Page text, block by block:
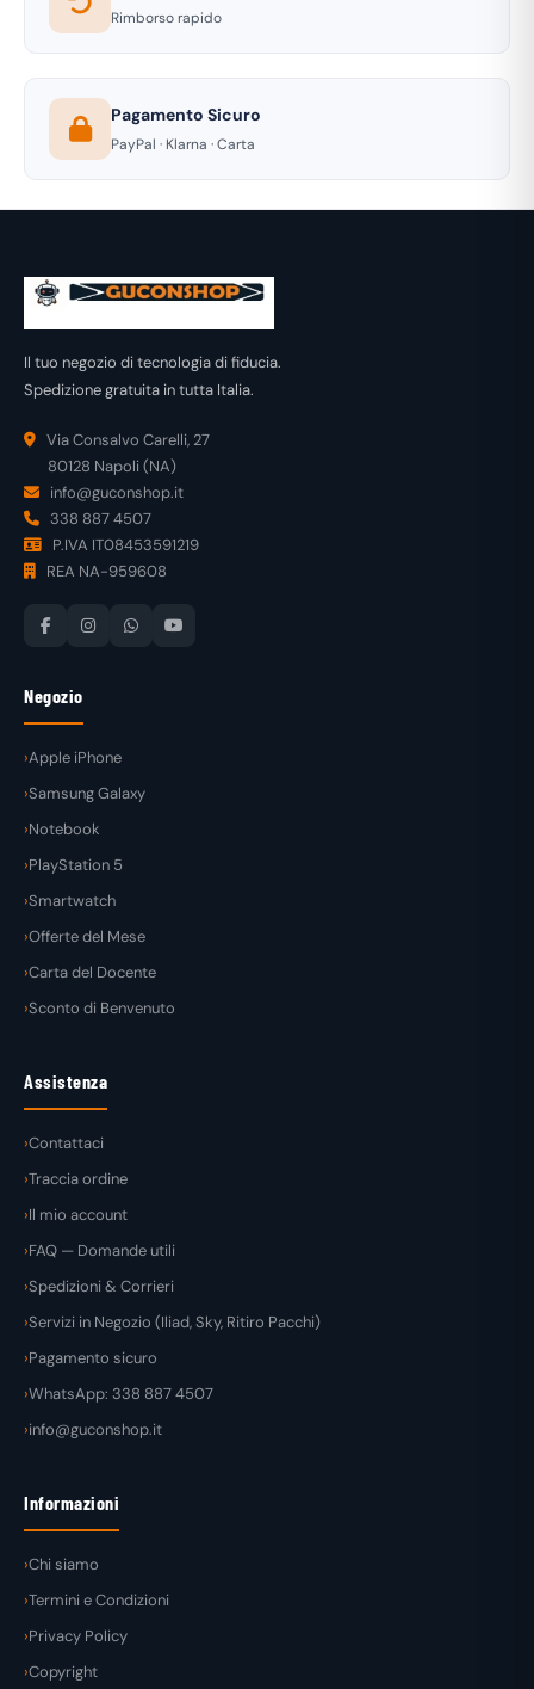
Rimborso rapido
Pagamento Sicuro
PayPal · Klarna · Carta
Il tuo negozio di tecnologia di fiducia.
Spedizione gratuita in tutta Italia.
Via Consalvo Carelli, 27
80128 Napoli (NA)
info@guconshop.it
338 887 4507
P.IVA IT08453591219
REA NA-959608
Negozio
Apple iPhone
Samsung Galaxy
Notebook
PlayStation 5
Smartwatch
Offerte del Mese
Carta del Docente
Sconto di Benvenuto
Assistenza
Contattaci
Traccia ordine
Il mio account
FAQ — Domande utili
Spedizioni & Corrieri
Servizi in Negozio (Iliad, Sky, Ritiro Pacchi)
Pagamento sicuro
WhatsApp: 338 887 4507
info@guconshop.it
Informazioni
Chi siamo
Termini e Condizioni
Privacy Policy
Copyright